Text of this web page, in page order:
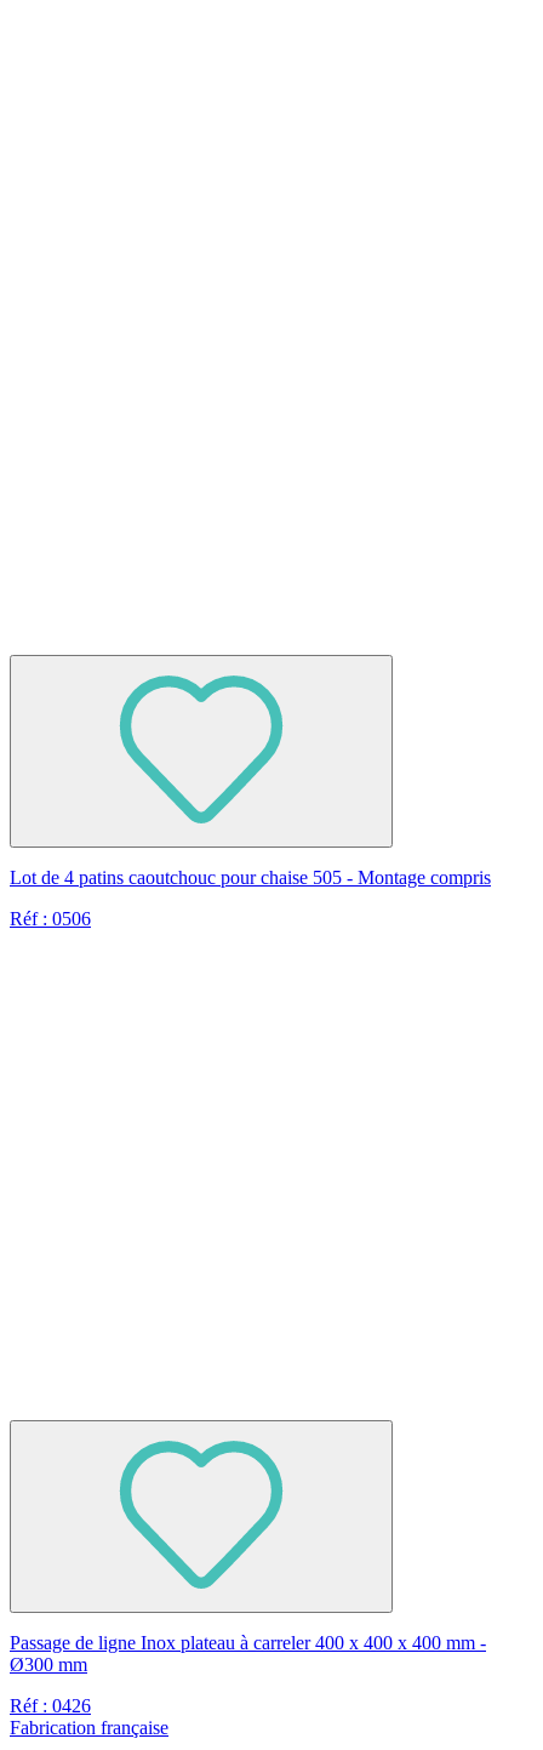
Lot de 4 patins caoutchouc pour chaise 505 - Montage compris
Réf : 0506
Passage de ligne Inox plateau à carreler 400 x 400 x 400 mm -
Ø300 mm
Réf : 0426
Fabrication française